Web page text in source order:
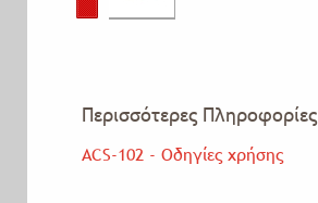
Περισσότερες Πληροφορίες
ACS-102 - Οδηγίες χρήσης